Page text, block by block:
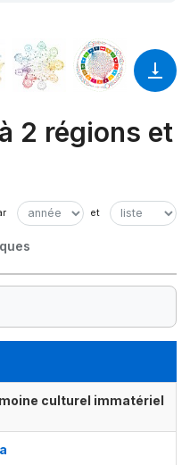
2 régions et
culturel immatériel